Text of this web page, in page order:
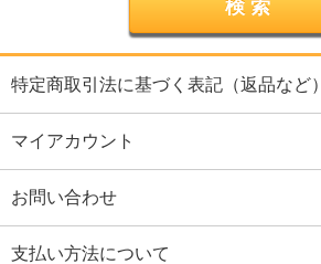
特定商取引法に基づく表記（返品など）
マイアカウント
お問い合わせ
支払い方法について